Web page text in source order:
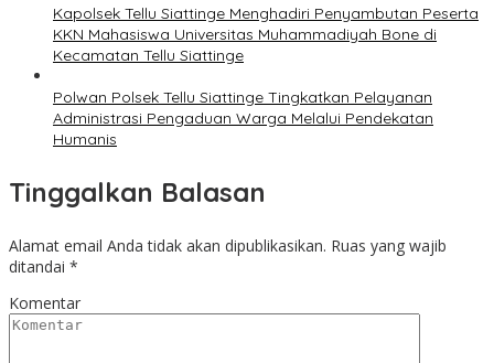
Kapolsek Tellu Siattinge Menghadiri Penyambutan Peserta
KKN Mahasiswa Universitas Muhammadiyah Bone di
Kecamatan Tellu Siattinge
Polwan Polsek Tellu Siattinge Tingkatkan Pelayanan
Administrasi Pengaduan Warga Melalui Pendekatan
Humanis
Tinggalkan Balasan
Alamat email Anda tidak akan dipublikasikan. Ruas yang wajib
ditandai *
Komentar